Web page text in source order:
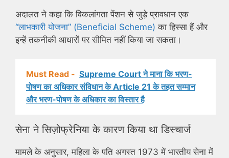
अदालत ने कहा कि विकलांगता पेंशन से जुड़े प्रावधान एक
“लाभकारी योजना” (Beneficial Scheme) का हिस्सा हैं और
इन्हें तकनीकी आधारों पर सीमित नहीं किया जा सकता।
Must Read - Supreme Court ने माना कि भरण-
पोषण का अधिकार संविधान के Article 21 के तहत सम्मान
और भरण-पोषण के अधिकार का विस्तार है
सेना ने सिज़ोफ्रेनिया के कारण किया था डिस्चार्ज
मामले के अनुसार, महिला के पति अगस्त 1973 में भारतीय सेना में